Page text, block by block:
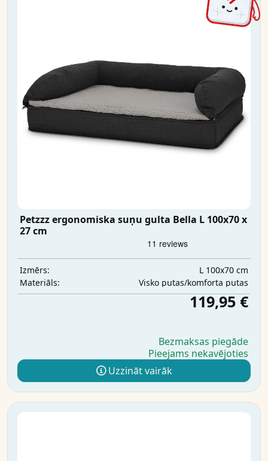
Petzzz ergonomiska suņu gulta Bella L 100x70 x
27 cm
Izmērs:
L 100x70 cm
Materiāls:
Visko putas/komforta putas
119,95 €
Bezmaksas piegāde
Pieejams nekavējoties
Uzzināt vairāk